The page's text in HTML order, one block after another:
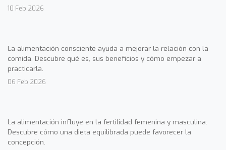
10 Feb 2026
La alimentación consciente ayuda a mejorar la relación con la
comida. Descubre qué es, sus beneficios y cómo empezar a
practicarla.
06 Feb 2026
La alimentación influye en la fertilidad femenina y masculina.
Descubre cómo una dieta equilibrada puede favorecer la
concepción.